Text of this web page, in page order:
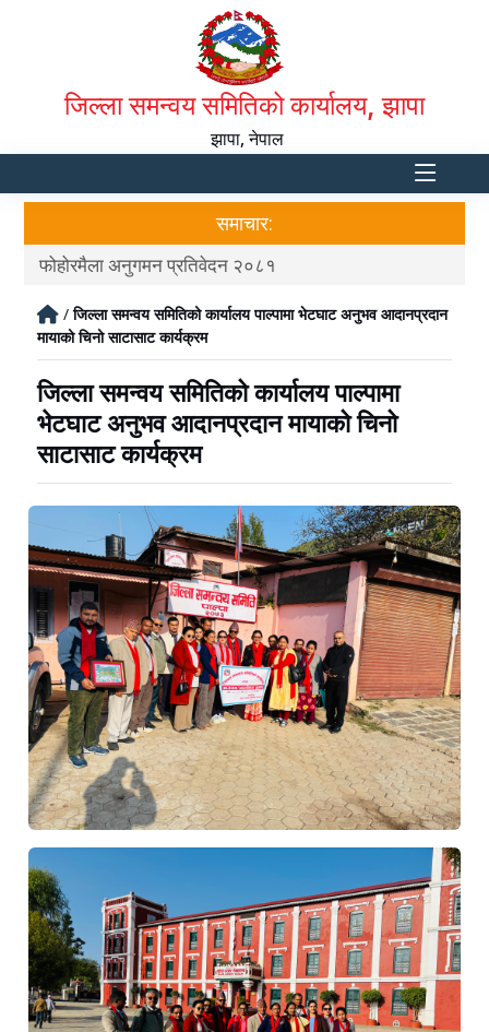
जिल्ला समन्वय समितिको कार्यालय, झापा
झापा, नेपाल
समाचार:
फोहोरमैला अनुगमन प्रतिवेदन २०८१
/जिल्ला समन्वय समितिको कार्यालय पाल्पामा भेटघाट अनुभव आदानप्रदान
मायाको चिनो साटासाट कार्यक्रम
जिल्ला समन्वय समितिको कार्यालय पाल्पामा
भेटघाट अनुभव आदानप्रदान मायाको चिनो
साटासाट कार्यक्रम